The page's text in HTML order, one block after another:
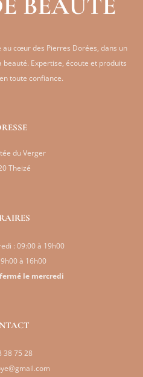
cœur des Pierres Dorées, dans un
Expertise, écoute et produits
toute confiance.
du Verger
Theizé
: 09:00 à 19h00
à 16h00
le mercredi
38 75 28